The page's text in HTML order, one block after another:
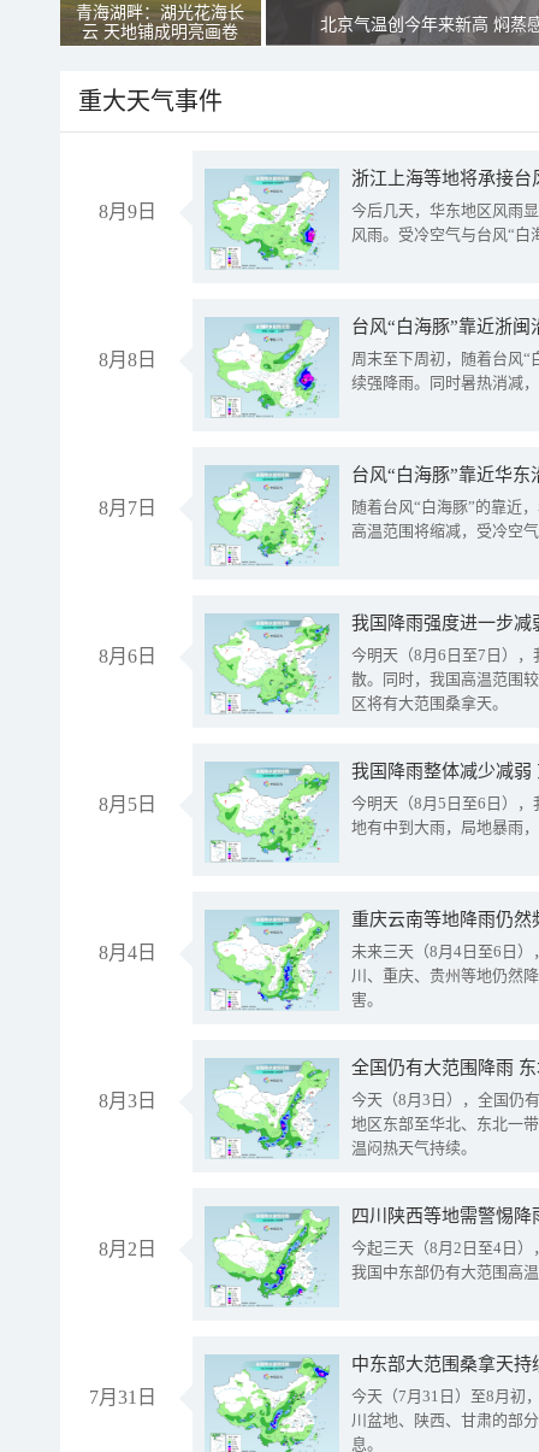
青海湖畔：湖光花海长
云 天地铺成明亮画卷
北京气温创今年来新高 焖蒸
重大天气事件
8月9日
浙江上海等地将承接台
今后几天，华东地区风雨
风雨。受冷空气与台风“白
8月8日
台风“白海豚”靠近浙
周末至下周初，随着台风“
续强降雨。同时暑热消减
8月7日
台风“白海豚”靠近华
随着台风“白海豚”的靠近
高温范围将缩减，受冷空
8月6日
今明天（8月6日至7日）
散。同时，我国高温范围
区将有大范围桑拿天。
8月5日
我国降雨整体减少减弱
今明天（8月5日至6日）
地有中到大雨，局地暴雨
8月4日
重庆云南等地降雨仍然
未来三天（8月4日至6日
川、重庆、贵州等地仍然
害。
8月3日
全国仍有大范围降雨
今天（8月3日），全国仍
地区东部至华北、东北一
温闷热天气持续。
8月2日
今起三天（8月2日至4日
我国中东部仍有大范围高
7月31日
中东部大范围桑拿天
今天（7月31日）至8月初
川盆地、陕西、甘肃的部
息。